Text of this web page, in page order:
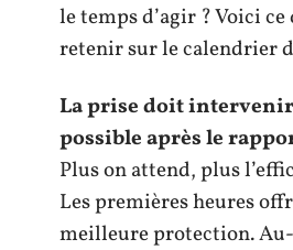
le temps d’agir ? Voici ce
retenir sur le calendrier
La prise doit
possible après le
Plus on attend, plus
Les premières heures
meilleure protection.